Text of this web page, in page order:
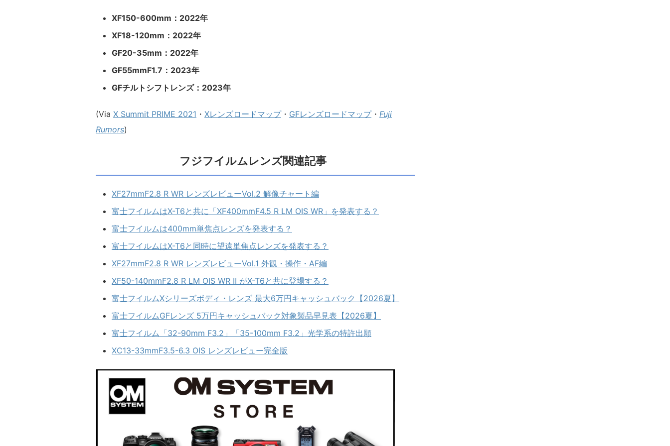
XF150-600mm：2022年
XF18-120mm：2022年
GF20-35mm：2022年
GF55mmF1.7：2023年
GFチルトシフトレンズ：2023年
(Via X Summit PRIME 2021 ・ Xレンズロードマップ・ GFレンズロードマップ・ Fuji
Rumors)
フジフイルムレンズ関連記事
XF27mmF2.8 R WR レンズレビューVol.2 解像チャート編
富士フイルムはX-T6と共に「XF400mmF4.5 R LM OIS WR」を発表する？
富士フイルムは400mm単焦点レンズを発表する？
富士フイルムはX-T6と同時に望遠単焦点レンズを発表する？
XF27mmF2.8 R WR レンズレビューVol.1 外観・操作・AF編
XF50-140mmF2.8 R LM OIS WR II がX-T6と共に登場する？
富士フイルムXシリーズボディ・レンズ 最大6万円キャッシュバック【2026夏】
富士フイルムGFレンズ 5万円キャッシュバック対象製品早見表【2026夏】
富士フイルム「32-90mm F3.2」「35-100mm F3.2」光学系の特許出願
XC13-33mmF3.5-6.3 OIS レンズレビュー完全版